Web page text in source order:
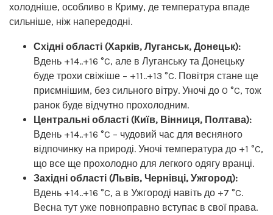
холодніше, особливо в Криму, де температура впаде
сильніше, ніж напередодні.
Східні області (Харків, Луганськ, Донецьк):
Вдень +14..+16 °C, але в Луганську та Донецьку
буде трохи свіжіше – +11..+13 °C. Повітря стане ще
приємнішим, без сильного вітру. Уночі до 0 °C, тож
ранок буде відчутно прохолодним.
Центральні області (Київ, Вінниця, Полтава):
Вдень +14..+16 °C – чудовий час для весняного
відпочинку на природі. Уночі температура до +1 °C,
що все ще прохолодно для легкого одягу вранці.
Західні області (Львів, Чернівці, Ужгород):
Вдень +14..+16 °C, а в Ужгороді навіть до +7 °C.
Весна тут уже повноправно вступає в свої права.